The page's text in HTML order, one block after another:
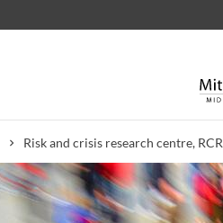
Risk and crisis research centre, RCR